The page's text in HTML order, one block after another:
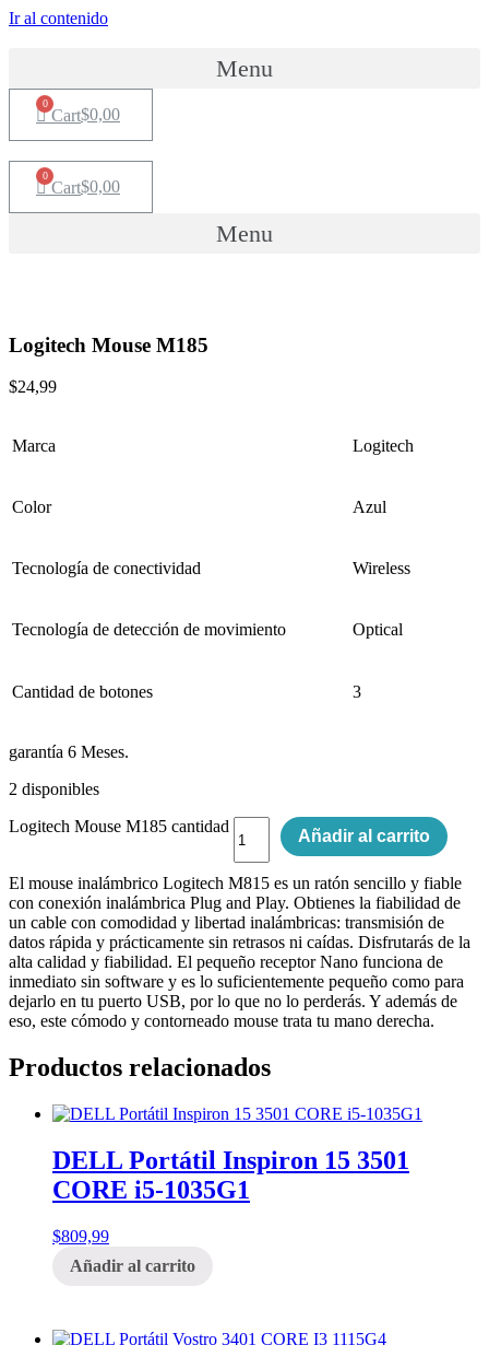
Ir al contenido
Menu
$0,00
Cart
$0,00
Cart
Menu
Logitech Mouse M185
$24,99
Marca Logitech
Color Azul
Tecnología de conectividad Wireless
Tecnología de detección de movimiento Optical
Cantidad de botones 3
garantía 6 Meses.
2 disponibles
Logitech Mouse M185 cantidad
Añadir al carrito
El mouse inalámbrico Logitech M815 es un ratón sencillo y fiable
con conexión inalámbrica Plug and Play. Obtienes la fiabilidad de
un cable con comodidad y libertad inalámbricas: transmisión de
datos rápida y prácticamente sin retrasos ni caídas. Disfrutarás de la
alta calidad y fiabilidad. El pequeño receptor Nano funciona de
inmediato sin software y es lo suficientemente pequeño como para
dejarlo en tu puerto USB, por lo que no lo perderás. Y además de
eso, este cómodo y contorneado mouse trata tu mano derecha.
Productos relacionados
DELL Portátil Inspiron 15 3501
CORE i5-1035G1
$809,99
Añadir al carrito